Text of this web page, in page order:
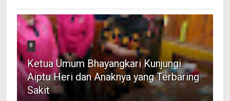
8
Ketua Umum Bhayangkari Kunjungi
Aiptu Heri dan Anaknya yang Terbaring
Sakit